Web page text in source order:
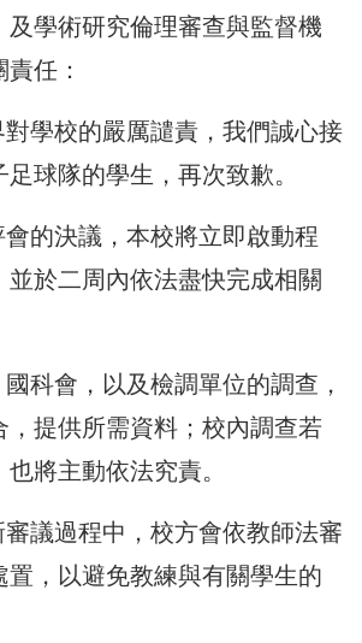
及學術研究倫理審查與監督機
任：
學校的嚴厲譴責，我們誠心接
球隊的學生，再次致歉。
的決議，本校將立即啟動程
並於二周內依法盡快完成相關
科會，以及檢調單位的調查，
，提供所需資料；校內調查若
將主動依法究責。
議過程中，校方會依教師法審
置，以避免教練與有關學生的